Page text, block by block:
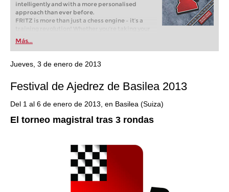
intelligently and with a more personalised
approach than ever before.
FRITZ is more than just a chess engine – it’s a
training revolution! Whether you’re taking your
first steps into the world of club chess, or already
playing at a tournament level: with FRITZ, you can
train more efficiently, intelligently and with a
more personalised approach than ever before.
Más...
Jueves, 3 de enero de 2013
Festival de Ajedrez de Basilea 2013
Del 1 al 6 de enero de 2013, en Basilea (Suiza)
El torneo magistral tras 3 rondas